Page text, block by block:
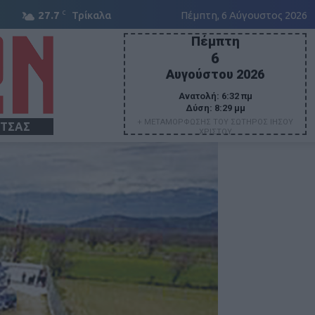
27.7 C Τρίκαλα Πέμπτη, 6 Αύγουστος 2026
Πέμπτη
6
Αυγούστου 2026
Ανατολή: 6:32 πμ
Δύση: 8:29 μμ
+ ΜΕΤΑΜΟΡΦΩΣΗΣ ΤΟΥ ΣΩΤΗΡΟΣ ΙΗΣΟΥ
ΧΡΙΣΤΟΥ